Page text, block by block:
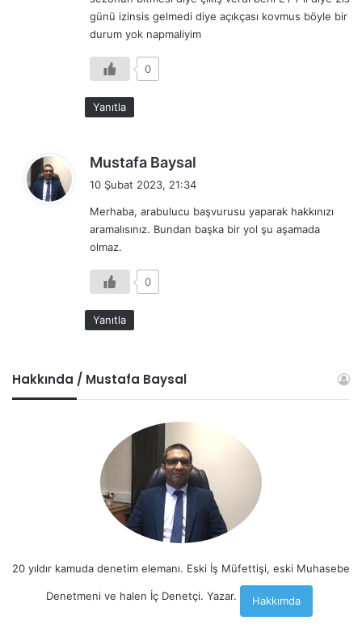
i
:
günü izinsis gelmedi diye açıkçası kovmus böyle bir
durum yok napmaliyim
0
Yanıtla
Mustafa Baysal
i
k
10 Şubat 2023, 21:34
Merhaba, arabulucu başvurusu yaparak hakkınızı
aramalısınız. Bundan başka bir yol şu aşamada
olmaz.
0
Yanıtla
Hakkında / Mustafa Baysal
20 yıldır kamuda denetim elemanı. Eski İş Müfettişi, eski Muhasebe
Denetmeni ve halen İç Denetçi. Yazar. Hakkımda